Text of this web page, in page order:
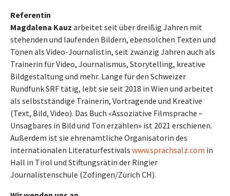
Referentin
Magdalena Kauz arbeitet seit über dreißig Jahren mit
stehenden und laufenden Bildern, ebensolchen Texten und
Tönen als Video-Journalistin, seit zwanzig Jahren auch als
Trainerin für Video, Journalismus, Storytelling, kreative
Bildgestaltung und mehr. Lange für den Schweizer
Rundfunk SRF tätig, lebt sie seit 2018 in Wien und arbeitet
als selbstständige Trainerin, Vortragende und Kreative
(Text, Bild, Video). Das Buch «Assoziative Filmsprache –
Unsagbares in Bild und Ton erzählen» ist 2021 erschienen.
Außerdem ist sie ehrenamtliche Organisatorin des
internationalen Literaturfestivals www.sprachsalz.com in
Hall in Tirol und Stiftungsrätin der Ringier
Journalistenschule (Zofingen/Zürich CH).